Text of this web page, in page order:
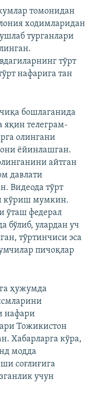
томонидан
ходимларидан
турганлари
тўрт
нафарига тан
бошлаганида
яқин телеграм-
олингани
ёйинлашган.
айтган
давлати
Видеода тўрт
кўриш мумкин.
ўташ федерал
улардан уч
тўртинчиси эса
пичоқлар
ҳужумда
нафари
Тожикистон
Хабарларга кўра,
модда
соғлиғига
учун